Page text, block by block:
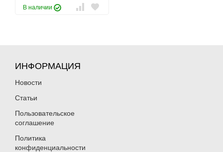
В наличии
ИНФОРМАЦИЯ
Новости
Статьи
Пользовательское
соглашение
Политика
конфиденциальности